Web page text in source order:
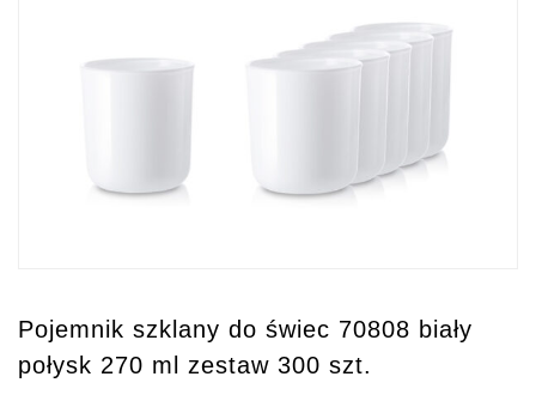
Pojemnik szklany do świec 70808 biały
połysk 270 ml zestaw 300 szt.